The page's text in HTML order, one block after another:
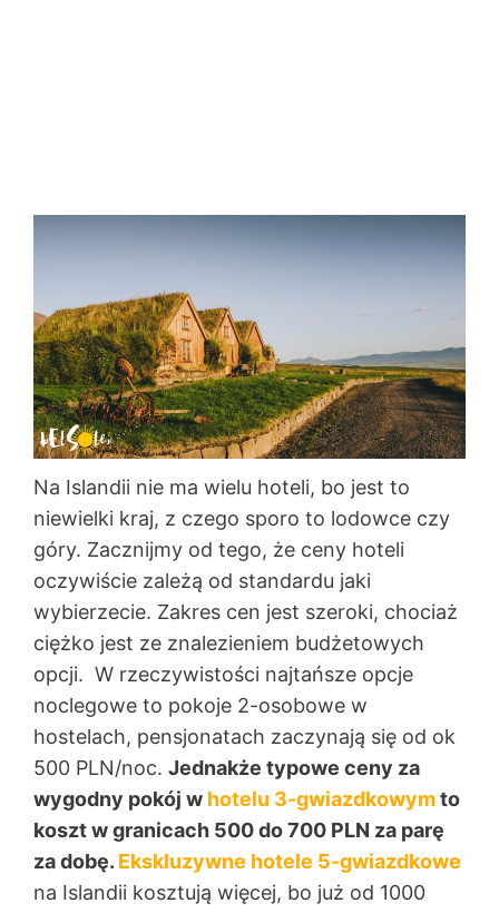
Na Islandii nie ma wielu hoteli, bo jest to
niewielki kraj, z czego sporo to lodowce czy
góry. Zacznijmy od tego, że ceny hoteli
oczywiście zależą od standardu jaki
wybierzecie. Zakres cen jest szeroki, chociaż
ciężko jest ze znalezieniem budżetowych
opcji. W rzeczywistości najtańsze opcje
noclegowe to pokoje 2-osobowe w
hostelach, pensjonatach zaczynają się od ok
500 PLN/noc. Jednakże typowe ceny za
wygodny pokój w hotelu 3-gwiazdkowymto
koszt w granicach 500 do 700 PLN za parę
za dobę. Ekskluzywne hotele 5-gwiazdkowe
na Islandii kosztują więcej, bo już od 1000